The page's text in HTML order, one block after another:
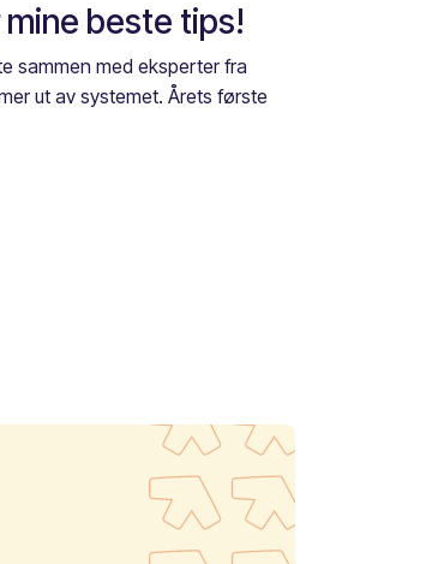
beste tips!
sammen med eksperter fra
ut av systemet. Årets første